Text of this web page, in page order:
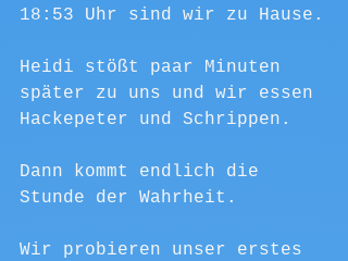
18:53 Uhr sind wir zu Hause.
Heidi stößt paar Minuten
später zu uns und wir essen
Hackepeter und Schrippen.
Dann kommt endlich die
Stunde der Wahrheit.
Wir probieren unser erstes